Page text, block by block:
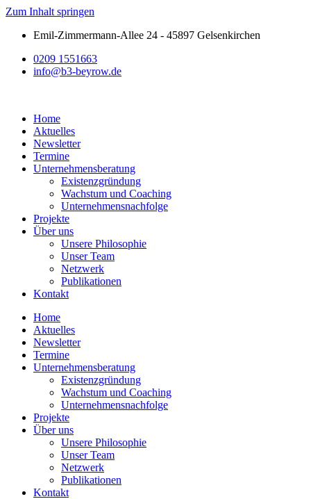
Zum Inhalt springen
Emil-Zimmermann-Allee 24 - 45897 Gelsenkirchen
0209 1551663
info@b3-beyrow.de
Home
Aktuelles
Newsletter
Termine
Unternehmensberatung
Existenzgründung
Wachstum und Coaching
Unternehmensnachfolge
Projekte
Über uns
Unsere Philosophie
Unser Team
Netzwerk
Publikationen
Kontakt
Home
Aktuelles
Newsletter
Termine
Unternehmensberatung
Existenzgründung
Wachstum und Coaching
Unternehmensnachfolge
Projekte
Über uns
Unsere Philosophie
Unser Team
Netzwerk
Publikationen
Kontakt